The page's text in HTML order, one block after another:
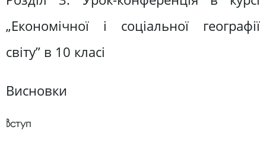
„Економічної і соціальної географії
світу” в 10 класі
Висновки
Вступ